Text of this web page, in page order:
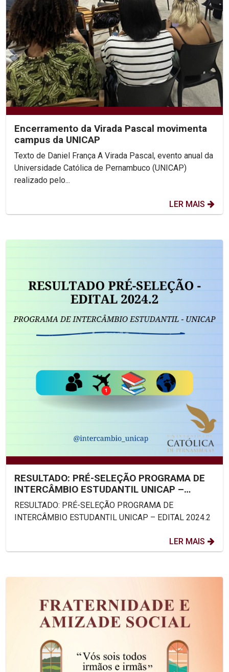
Encerramento da Virada Pascal movimenta
campus da UNICAP
Texto de Daniel França A Virada Pascal, evento anual da
Universidade Católica de Pernambuco (UNICAP)
realizado pelo...
LER MAIS
RESULTADO: PRÉ-SELEÇÃO PROGRAMA DE
INTERCÂMBIO ESTUDANTIL UNICAP –
EDITAL 2024.2
RESULTADO: PRÉ-SELEÇÃO PROGRAMA DE
INTERCÂMBIO ESTUDANTIL UNICAP – EDITAL 2024.2
LER MAIS